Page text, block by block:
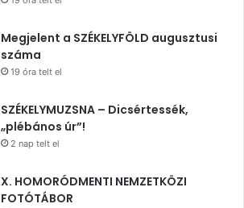
Megjelent a SZÉKELYFÖLD augusztusi
száma
19 óra telt el
SZÉKELYMUZSNA – Dicsértessék,
„plébános úr”!
2 nap telt el
X. HOMORÓDMENTI NEMZETKÖZI
FOTÓTÁBOR